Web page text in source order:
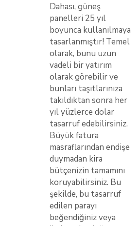
Dahası, güneş
panelleri 25 yıl
boyunca kullanılmaya
tasarlanmıştır! Temel
olarak, bunu uzun
vadeli bir yatırım
olarak görebilir ve
bunları taşıtlarınıza
takıldıktan sonra her
yıl yüzlerce dolar
tasarruf edebilirsiniz.
Büyük fatura
masraflarından endişe
duymadan kira
bütçenizin tamamını
koruyabilirsiniz. Bu
şekilde, bu tasarruf
edilen parayı
beğendiğiniz veya